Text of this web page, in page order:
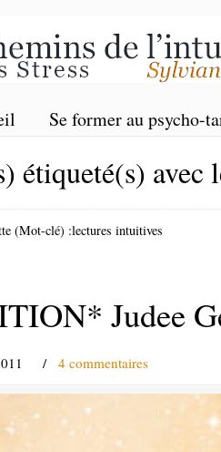
Se former au psycho-
étiqueté(s) avec
(Mot-clé) :lectures intuitives
Judee
/ 4 commentaires